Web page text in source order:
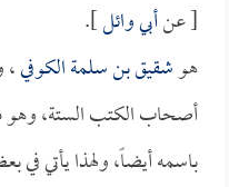
[ عنأبي وائل].
هوشقيق بن سلمة الكوفي
أصحاب الكتب الستة، وهو
باسمه أيضاً، ولهذا يأتي